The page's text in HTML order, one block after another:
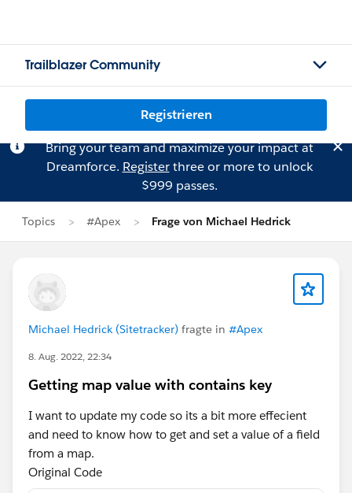
Trailblazer Community
Registrieren
Bring your team and maximize your impact at
Dreamforce. Registerthree or more to unlock
$999 passes.
Topics #Apex Frage von Michael Hedrick
Michael Hedrick (Sitetracker) fragte in #Apex
8. Aug. 2022, 22:34
Getting map value with contains key
I want to update my code so its a bit more effecient
and need to know how to get and set a value of a field
from a map.
Original Code